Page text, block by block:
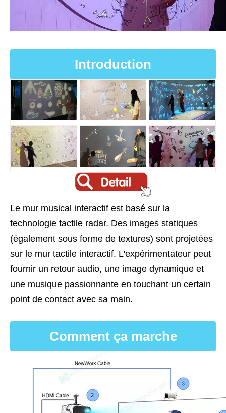
Introduction
Le mur musical interactif est basé sur la
technologie tactile radar. Des images statiques
(également sous forme de textures) sont projetées
sur le mur tactile interactif. L'expérimentateur peut
fournir un retour audio, une image dynamique et
une musique passionnante en touchant un certain
point de contact avec sa main.
Comment ça marche